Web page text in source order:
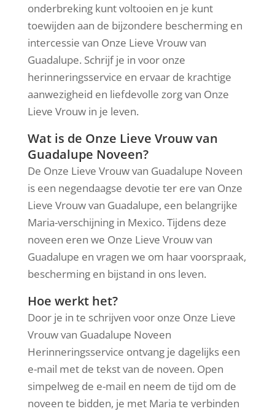
onderbreking kunt voltooien en je kunt
toewijden aan de bijzondere bescherming en
intercessie van Onze Lieve Vrouw van
Guadalupe. Schrijf je in voor onze
herinneringsservice en ervaar de krachtige
aanwezigheid en liefdevolle zorg van Onze
Lieve Vrouw in je leven.
Wat is de Onze Lieve Vrouw van
Guadalupe Noveen?
De Onze Lieve Vrouw van Guadalupe Noveen
is een negendaagse devotie ter ere van Onze
Lieve Vrouw van Guadalupe, een belangrijke
Maria-verschijning in Mexico. Tijdens deze
noveen eren we Onze Lieve Vrouw van
Guadalupe en vragen we om haar voorspraak,
bescherming en bijstand in ons leven.
Hoe werkt het?
Door je in te schrijven voor onze Onze Lieve
Vrouw van Guadalupe Noveen
Herinneringsservice ontvang je dagelijks een
e-mail met de tekst van de noveen. Open
simpelweg de e-mail en neem de tijd om de
noveen te bidden, je met Maria te verbinden